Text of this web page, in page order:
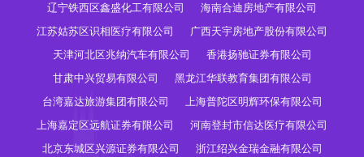
辽宁铁西区鑫盛化工有限公司
海南合迪房地产有限公司
江苏姑苏区识相医疗有限公司
广西天宇房地产股份有限公司
天津河北区兆纳汽车有限公司
香港扬驰证券有限公司
甘肃中兴贸易有限公司
黑龙江华联教育集团有限公司
台湾嘉达旅游集团有限公司
上海普陀区明辉环保有限公司
上海嘉定区远航证券有限公司
河南登封市信达医疗有限公司
北京东城区兴源证券有限公司
浙江绍兴金瑞金融有限公司